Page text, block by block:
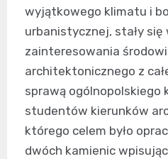
wyjątkowego klimatu i
urbanistycznej, stały
zainteresowania
architektonicznego z
sprawą ogólnopolskiego
studentów kierunków
którego celem było
dwóch kamienic